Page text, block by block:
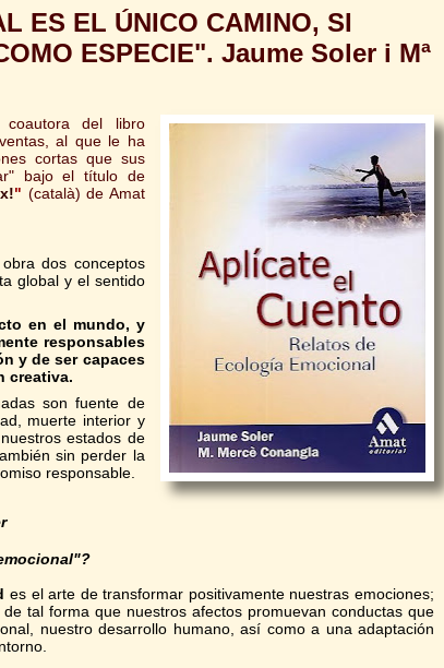
ES EL ÚNICO CAMINO, SI
ESPECIE". Jaume Soler i Mª
del libro
al que le ha
cortas que sus
bajo el título de
" (català) de Amat
dos conceptos
global y el sentido
en el mundo, y
responsables
y de ser capaces
creativa.
son fuente de
muerte interior y
estados de
sin perder la
responsable.
es el arte de transformar positivamente nuestras emociones;
tal forma que nuestros afectos promuevan conductas que
nuestro desarrollo humano, así como a una adaptación